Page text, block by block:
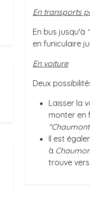
En transports
En bus jusqu'à
en funiculaire
En voiture
Deux
Laisser la
monter en
Il est
à
trouve